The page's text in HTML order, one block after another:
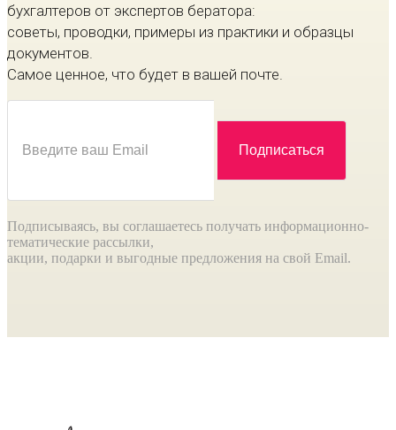
бухгалтеров от экспертов бератора:
советы, проводки, примеры из практики и образцы
документов.
Самое ценное, что будет в вашей почте.
Подписываясь, вы соглашаетесь получать информационно-
тематические рассылки,
акции, подарки и выгодные предложения на свой Email.